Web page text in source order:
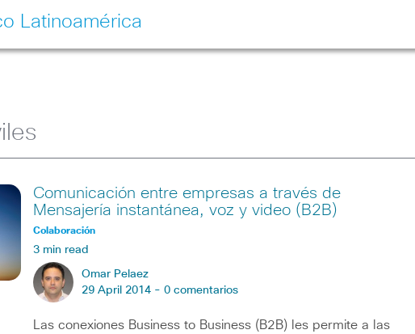
Latinoamérica
Comunicación entre empresas a través de
Mensajería instantánea, voz y video (B2B)
Colaboración
3 min read
Omar Pelaez
29 April 2014 - 0 comentarios
Las conexiones Business to Business (B2B) les permite a las